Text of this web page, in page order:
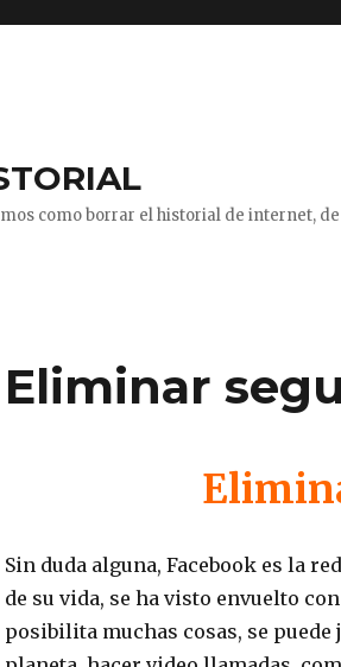
como borrar el historial de internet,
Eliminar
Sin duda alguna, Facebook es la
de su vida, se ha visto envuelto
posibilita muchas cosas, se